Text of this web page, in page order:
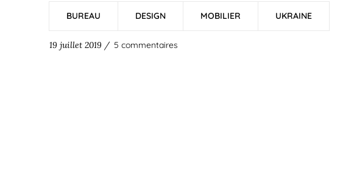
BUREAU DESIGN MOBILIER UKRAINE
19 juillet 2019 / 5 commentaires